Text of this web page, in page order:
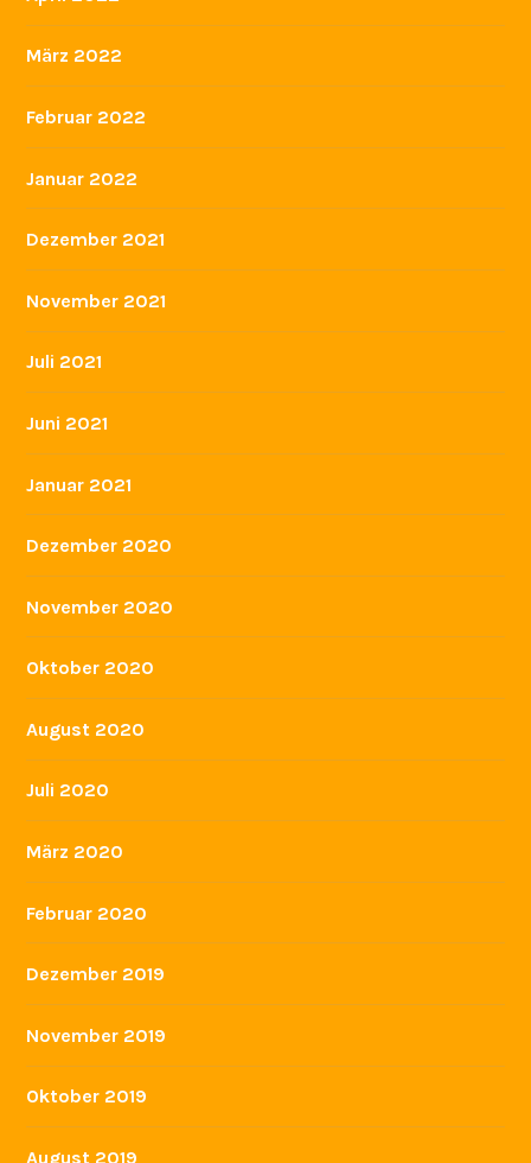
März 2022
Februar 2022
Januar 2022
Dezember 2021
November 2021
Juli 2021
Juni 2021
Januar 2021
Dezember 2020
November 2020
Oktober 2020
August 2020
Juli 2020
März 2020
Februar 2020
Dezember 2019
November 2019
Oktober 2019
August 2019